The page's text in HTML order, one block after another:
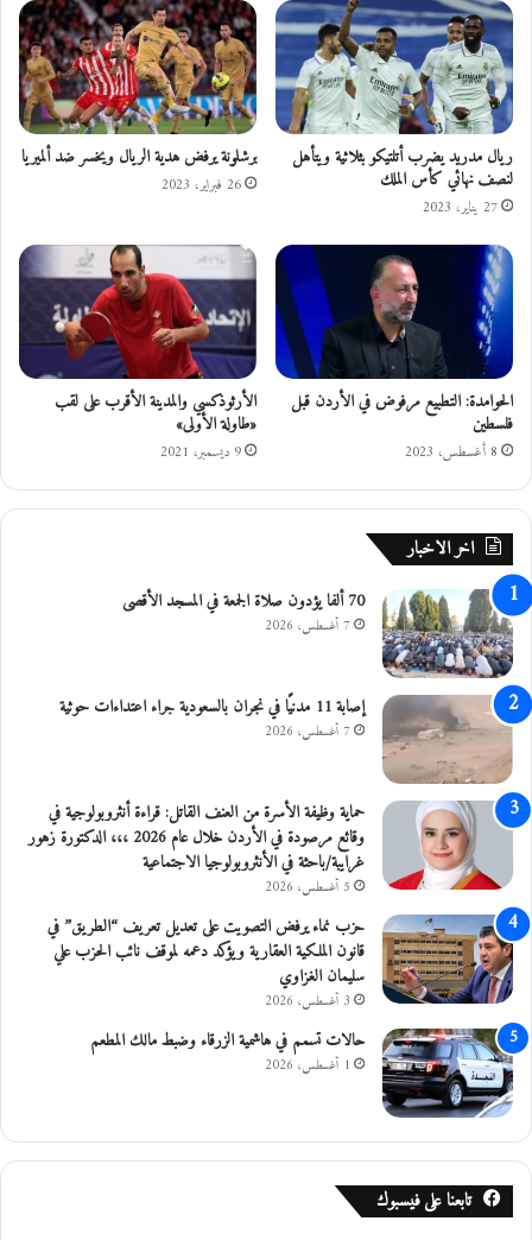
م
”
ل
ل
أ
ر
د
ن
ر
ر
ا
ط
ل
ا
ق
ت
ق
ق
ل
ا
ل
ا
ت
ه
ك
ا
ت
ا
ل
ا
س
ر
ا
ئ
ي
ي
ة
ا
ل
ت
ي
ا
د
ت
ل
ح
ب
ع
ريال مدريد يضرب أتلتيكو بثلاثية ويتأهل
لنصف نهائي كأس الملك
27 يناير، 2023
برشلونة يرفض هدية الريال ويخسر ضد ألميريا
26 فبراير، 2023
الحوامدة: التطبيع مرفوض في الأردن قبل
فلسطين
8 أغسطس، 2023
الأرثوذكسي والمدينة الأقرب على لقب
«طاولة الأولى»
9 ديسمبر، 2021
اخر الاخبار
70 ألفا يؤدون صلاة الجمعة في المسجد الأقصى
7 أغسطس، 2026
إصابة 11 مدنيًا في نجران بالسعودية جراء اعتداءات حوثية
7 أغسطس، 2026
حماية وظيفة الأسرة من العنف القاتل: قراءة أنثروبولوجية في
وقائع مرصودة في الأردن خلال عام 2026 ،،، الدكتورة زهور
غرايبة/باحثة في الأنثروبولوجيا الاجتماعية
5 أغسطس، 2026
حزب نماء يرفض التصويت على تعديل تعريف “الطريق” في
قانون الملكية العقارية ويؤكد دعمه لموقف نائب الحزب علي
سليمان الغزاوي
3 أغسطس، 2026
حالات تسمم في هاشمية الزرقاء وضبط مالك المطعم
1 أغسطس، 2026
تابعنا على فيسبوك